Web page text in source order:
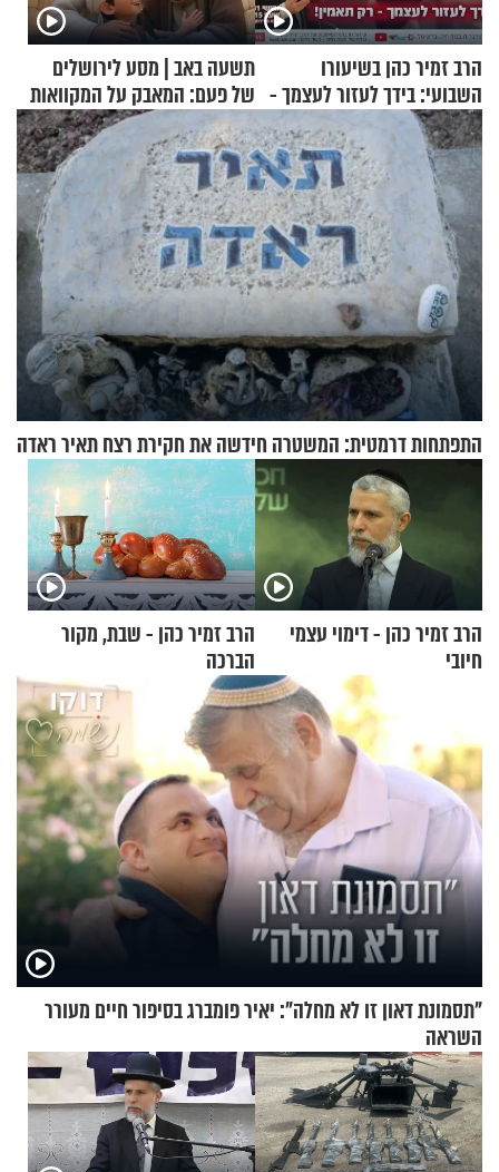
הרב זמיר כהן בשיעורו
השבועי: בידך לעזור לעצמך -
רק תאמין
תשעה באב | מסע לירושלים
של פעם: המאבק על המקוואות
התפתחות דרמטית: המשטרה חידשה את חקירת רצח תאיר ראדה
הרב זמיר כהן - דימוי עצמי
חיובי
הרב זמיר כהן - שבת, מקור
הברכה
"תסמונת דאון זו לא מחלה": יאיר פומברג בסיפור חיים מעורר
השראה